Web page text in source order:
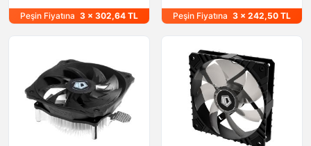
Peşin Fiyatına 3 x 302,64 TL Peşin Fiyatına 3 x 242,50 TL